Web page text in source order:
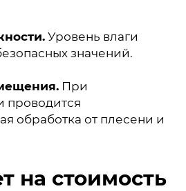
Уровень влаги
значений.
При
проводится
обработка от плесени и
на стоимость